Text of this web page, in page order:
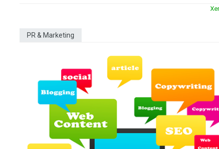
PR & Marketing